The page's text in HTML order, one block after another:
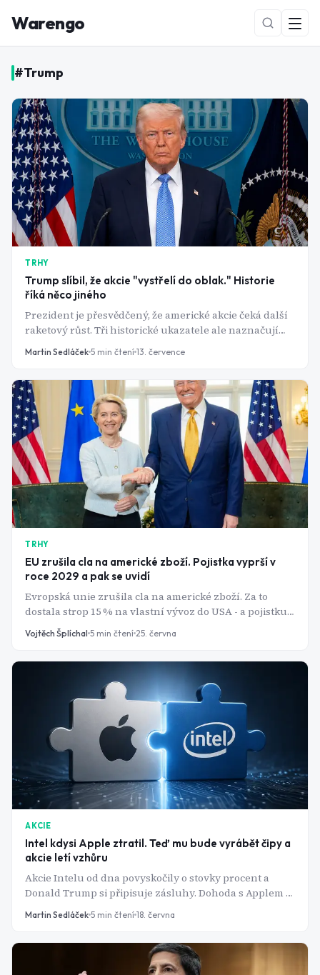
Warengo
NOVÉ
#Trump
TRHY
Trump slíbil, že akcie "vystřelí do oblak." Historie
říká něco jiného
Prezident je přesvědčený, že americké akcie čeká další
raketový růst. Tři historické ukazatele ale naznačují
přesný opak - a všechny tři teď svítí červeně současně.
Martin Sedláček 5 min čtení 13. července
TRHY
EU zrušila cla na americké zboží. Pojistka vyprší v
roce 2029 a pak se uvidí
Evropská unie zrušila cla na americké zboží. Za to
dostala strop 15 % na vlastní vývoz do USA - a pojistku,
která dohodě dává stopku ke konci roku 2029.
Vojtěch Šplíchal 5 min čtení 25. června
AKCIE
Intel kdysi Apple ztratil. Teď mu bude vyrábět čipy a
akcie letí vzhůru
Akcie Intelu od dna povyskočily o stovky procent a
Donald Trump si připisuje zásluhy. Dohoda s Applem je
poslední dílek skládačky, na které americká vláda
Martin Sedláček 5 min čtení 18. června